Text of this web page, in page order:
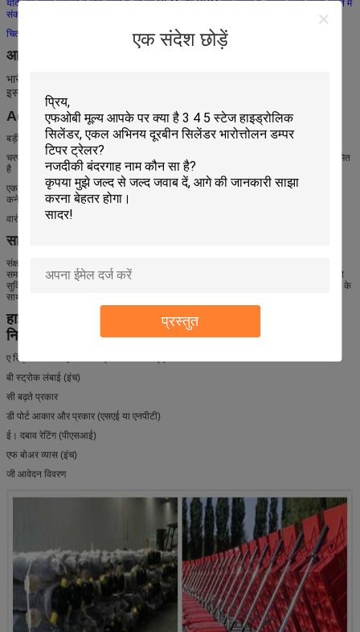
एक संदेश छोड़ें
प्रस्तुत
यदि आप हमारे उत्पादों में रुचि रखते हैं, तो हम OEM और ODM कर सकते हैं, कृपया हमसे संपर्क करने में
संकोच न करें, हमें भेजें
चित्र और हमें ब्योरा बताएं।
आवेदन:
भारी वाहनों, कृषि वाहनों और बाल्टी लिफ्ट सिलेंडर को झुकाव वाले अन्य वाहनों के लिए
इस्तेमाल किया जा सकता है।
Advantdges:
बड़ी उठाने की शक्ति; उच्च दक्षता;मजबूत मौसम प्रतिरोध;बेहतर प्रदर्शन
चरणों की संख्या उत्पादन करने में सक्षम हैं, जो केवल सिलेंडर आवश्यकता की भौतिक सीमाओं से ही सीमित
है
एक हाइड्रोलिक सिलेंडर की लंबाई स्ट्रोक का कुल, पिस्टन की मोटाई, नीचे की मोटाई और सिर और
कनेक्शन की लंबाई है
वारंटी: हम 12 महीने की वारंटी प्रदान करते हैं
सामग्री:
संक्षारण सुनिश्चित करने के लिए स्टेनलेस स्टील का उपयोग हमारे कई डिजाइनों में किया जाता है, यह
समय-समय पर सिलेंडर के जीवन को समाप्त नहीं करता है। सिलेंडर के जीवन में असेंबली की सुविधा को
सुविधाजनक बनाने के लिए थ्रेड गैलन को रोकने के लिए कई स्टेनलेस स्टील धागे को मालिकाना पदार्थ के
साथ लेपित किया जाता है, जब आवधिक रखरखाव की आवश्यकता होती है जैसे सील प्रतिस्थापन।
हाइड्रोलिक सिलेंडर का चयन करते समय सबसे आम समस्याएं
निम्नानुसार हैं:
ए रिट्रैक्ट आयाम (पिन के केंद्र में पिन का केंद्र)
बी स्ट्रोक लंबाई (इंच)
सी बढ़ते प्रकार
डी पोर्ट आकार और प्रकार (एसएई या एनपीटी)
ई। दबाव रेटिंग (पीएसआई)
एफ बोअर व्यास (इंच)
जी आवेदन विवरण